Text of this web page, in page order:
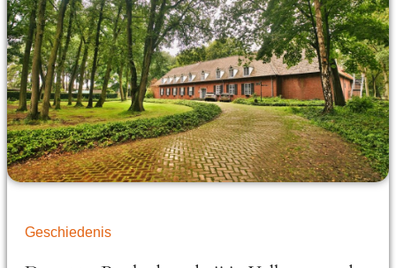
Geschiedenis